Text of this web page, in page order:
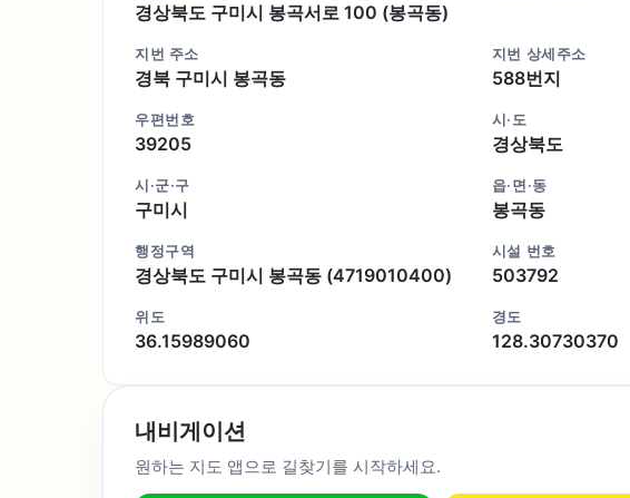
경상북도 구미시 봉곡서로 100 (봉곡동)
지번 주소
경북 구미시 봉곡동
지번 상세주소
588번지
우편번호
39205
시·도
경상북도
시·군·구
구미시
읍·면·동
봉곡동
행정구역
경상북도 구미시 봉곡동 (4719010400)
시설 번호
503792
위도
36.15989060
경도
128.30730370
내비게이션
원하는 지도 앱으로 길찾기를 시작하세요.